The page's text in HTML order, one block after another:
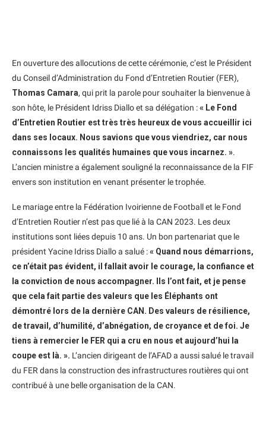
En ouverture des allocutions de cette cérémonie, c’est le Président
du Conseil d’Administration du Fond d’Entretien Routier (FER),
Thomas Camara, qui prit la parole pour souhaiter la bienvenue à
son hôte, le Président Idriss Diallo et sa délégation :« Le Fond
d’Entretien Routier est très très heureux de vous accueillir ici
dans ses locaux. Nous savions que vous viendriez, car nous
connaissons les qualités humaines que vous incarnez. ».
L’ancien ministre a également souligné la reconnaissance de la FIF
envers son institution en venant présenter le trophée.
Le mariage entre la Fédération Ivoirienne de Football et le Fond
d’Entretien Routier n’est pas que lié à la CAN 2023. Les deux
institutions sont liées depuis 10 ans. Un bon partenariat que le
président Yacine Idriss Diallo a salué :« Quand nous démarrions,
ce n’était pas évident, il fallait avoir le courage, la confiance et
la conviction de nous accompagner. Ils l’ont fait, et je pense
que cela fait partie des valeurs que les Éléphants ont
démontré lors de la dernière CAN. Des valeurs de résilience,
de travail, d’humilité, d’abnégation, de croyance et de foi. Je
tiens à remercier le FER qui a cru en nous et aujourd’hui la
coupe est là. ». L’ancien dirigeant de l’AFAD a aussi salué le travail
du FER dans la construction des infrastructures routières qui ont
contribué à une belle organisation de la CAN.